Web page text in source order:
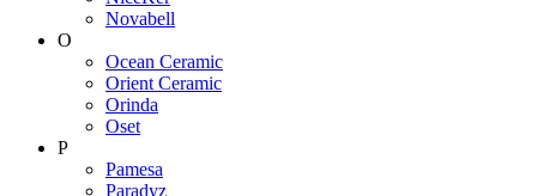
Novabell
O
Ocean Ceramic
Orient Ceramic
Orinda
Oset
P
Pamesa
Paradyz